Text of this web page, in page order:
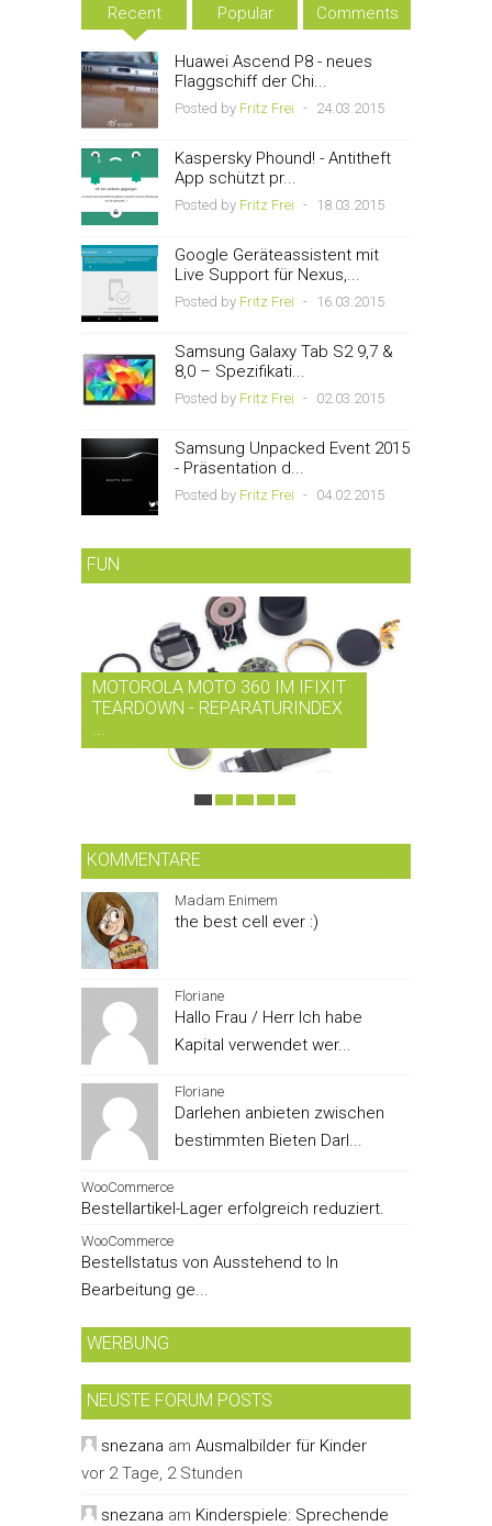
Recent Popular Comments
Huawei Ascend P8 - neues
Flaggschiff der Chi...
Posted by Fritz Frei - 24.03.2015
Kaspersky Phound! - Antitheft
App schützt pr...
Posted by Fritz Frei - 18.03.2015
Google Geräteassistent mit
Live Support für Nexus,...
Posted by Fritz Frei - 16.03.2015
Samsung Galaxy Tab S2 9,7 &
8,0 – Spezifikati...
Posted by Fritz Frei - 02.03.2015
Samsung Unpacked Event 2015
- Präsentation d...
Posted by Fritz Frei - 04.02.2015
FUN
MOTOROLA MOTO 360 IM IFIXIT
TEARDOWN - REPARATURINDEX
KOMMENTARE
Madam Enimem
the best cell ever :)
Floriane
Hallo Frau / Herr Ich habe
Kapital verwendet wer...
Floriane
Darlehen anbieten zwischen
bestimmten Bieten Darl...
WooCommerce
Bestellartikel-Lager erfolgreich reduziert.
WooCommerce
Bestellstatus von Ausstehend to In
Bearbeitung ge...
WERBUNG
NEUSTE FORUM POSTS
snezana am Ausmalbilder für Kinder
vor 2 Tage, 2 Stunden
snezana am Kinderspiele: Sprechende